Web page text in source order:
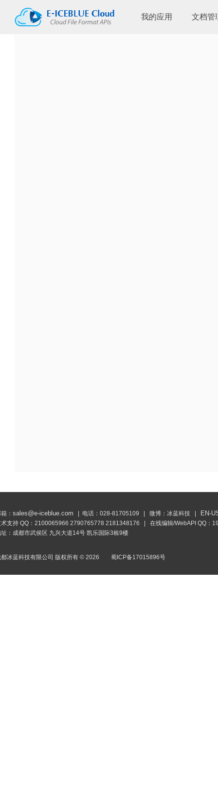
我的应用 文档管
： sales@e-iceblue.com | 电话：028-81705109 | 微博： 冰蓝科技 EN-
支持 QQ： 2100065966 2790765778 2181348176 | 在线编辑/WebAPI QQ：
：成都市武侯区 九兴大道14号 凯乐国际3栋9楼
都冰蓝科技有限公司 版权所有 © 2026 蜀ICP备17015896号